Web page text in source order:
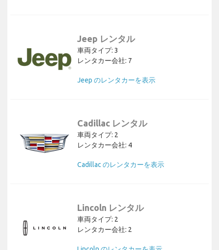
Jeep レンタル
車両タイプ: 3
レンタカー会社: 7
Jeep のレンタカーを表示
Cadillac レンタル
車両タイプ: 2
レンタカー会社: 4
Cadillac のレンタカーを表示
Lincoln レンタル
車両タイプ: 2
レンタカー会社: 2